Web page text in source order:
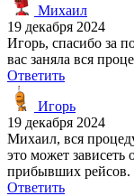
Михаил
19 декабря 2024
Игорь, спасибо за
вас заняла вся
Ответить
Игорь
19 декабря 2024
Михаил, вся
это может зависеть
прибывших рейсов.
Ответить